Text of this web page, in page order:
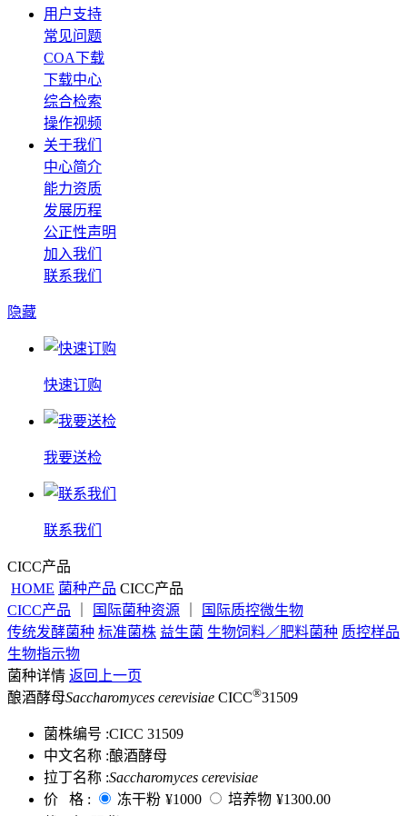
用户支持
常见问题
COA下载
下载中心
综合检索
操作视频
关于我们
中心简介
能力资质
发展历程
公正性声明
加入我们
联系我们
隐藏
快速订购
我要送检
联系我们
CICC产品
HOME 菌种产品 CICC产品
CICC产品
国际菌种资源
国际质控微生物
传统发酵菌种 标准菌株 益生菌 生物饲料／肥料菌种 质控样品
生物指示物
菌种详情 返回上一页
酿酒酵母Saccharomyces cerevisiae CICC®31509
菌株编号 :CICC 31509
中文名称 :酿酒酵母
拉丁名称 :Saccharomyces cerevisiae
价 格 :
冻干粉 ¥1000 培养物 ¥1300.00